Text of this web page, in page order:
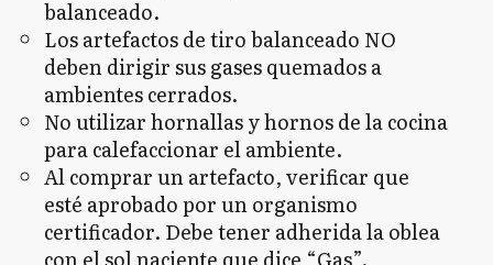
balanceado.
Los artefactos de tiro balanceado NO
deben dirigir sus gases quemados a
ambientes cerrados.
No utilizar hornallas y hornos de la cocina
para calefaccionar el ambiente.
Al comprar un artefacto, verificar que
esté aprobado por un organismo
certificador. Debe tener adherida la oblea
con el sol naciente que dice “Gas”.